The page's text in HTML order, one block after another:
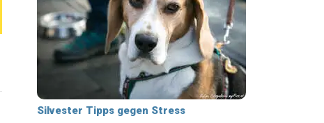
Silvester Tipps gegen Stress